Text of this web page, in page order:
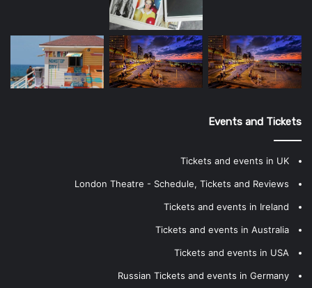
Events and Tickets
Tickets and events in UK
London Theatre - Schedule, Tickets and Reviews
Tickets and events in Ireland
Tickets and events in Australia
Tickets and events in USA
Russian Tickets and events in Germany